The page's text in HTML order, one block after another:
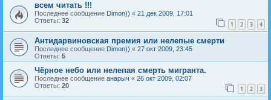
всем читать !!!
Последнее сообщение Dimon)) « 21 дек 2009, 17:01
Ответы: 32 1 2 3 4
Антидарвиновская премия или нелепые смерти
Последнее сообщение Dimon)) « 27 окт 2009, 23:45
Ответы: 5
Чёрное небо или нелепая смерть мигранта.
Последнее сообщение анарыч « 26 окт 2009, 02:07
Ответы: 20 1 2 3